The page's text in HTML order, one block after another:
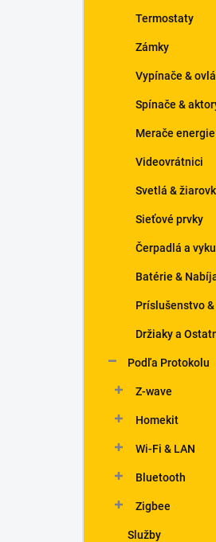
Termostaty
Zámky
Vypínače &
Spínače &
Merače energie
Videovrátnici
Svetlá &
Sieťové prvky
Čerpadlá a
Batérie &
Príslušenstvo
Držiaky a
Podľa Protokolu
Z-wave
Homekit
Wi-Fi & LAN
Bluetooth
Zigbee
Služby